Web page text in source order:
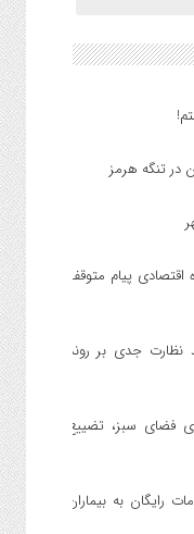
در تنگه هرمز
پیام متوقف
نظارت جدی بر روند
فضای سبز، تضییع
تومان خدمات رایگان به بیماران